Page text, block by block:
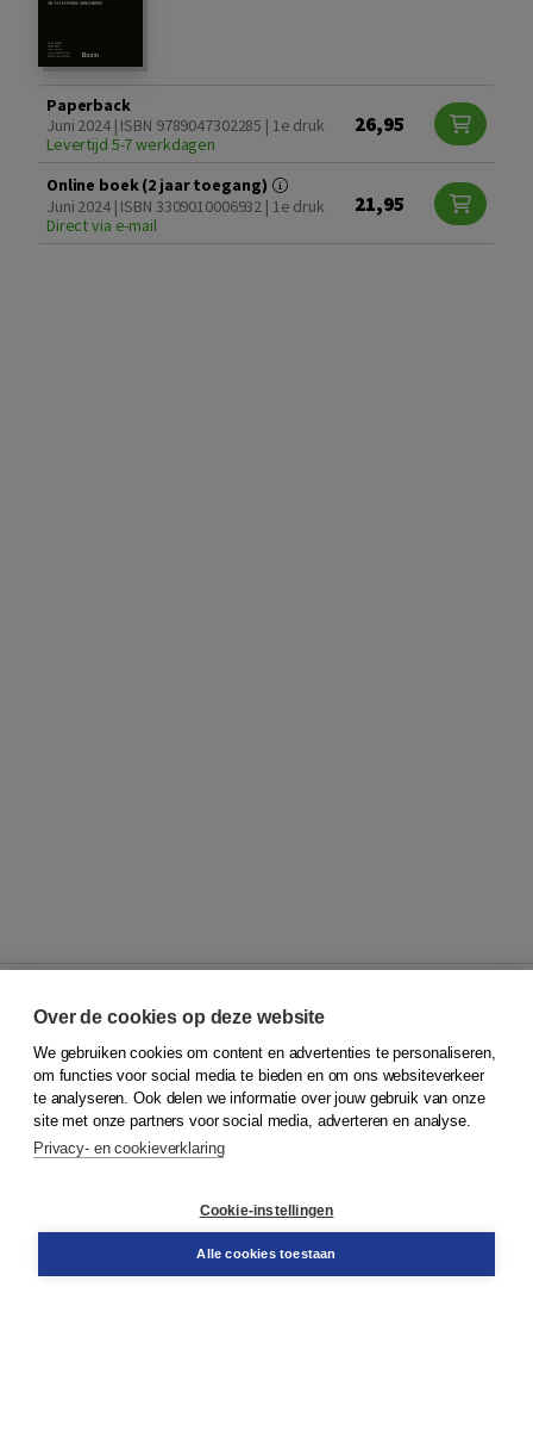
Paperback
Juni 2024 | ISBN 9789047302285 | 1e druk
Levertijd 5-7 werkdagen
26,95
Online boek (2 jaar toegang)
Juni 2024 | ISBN 3309010006932 | 1e druk
Direct via e-mail
21,95
© 2026Koninklijke Boom uitgevers
Klantenservice
Service & informatie
Contact
Over de cookies op deze website
We gebruiken cookies om content en advertenties te personaliseren,
om functies voor social media te bieden en om ons websiteverkeer
te analyseren. Ook delen we informatie over jouw gebruik van onze
site met onze partners voor social media, adverteren en analyse.
Privacy- en cookieverklaring
Cookie-instellingen
Alle cookies toestaan